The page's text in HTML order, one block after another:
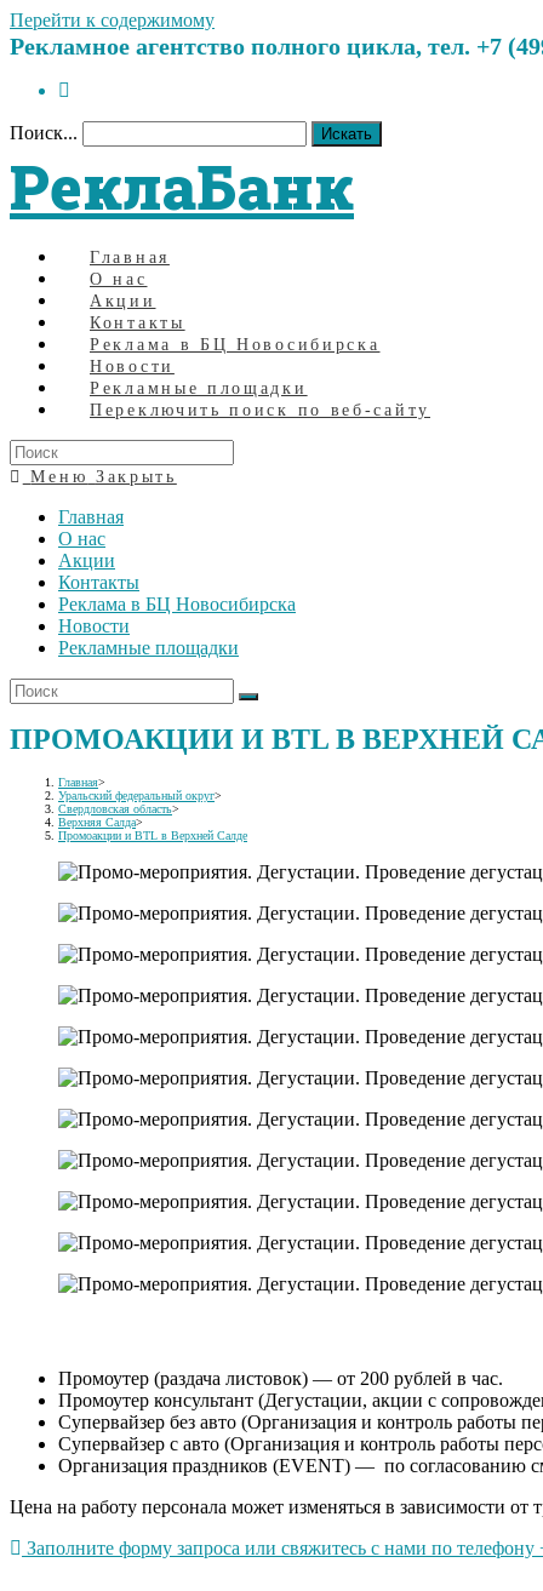
Перейти к содержимому
Рекламное агентство полного цикла, тел. +7
Поиск... Искать
РеклаБанк
Главная
О нас
Акции
Контакты
Реклама в БЦ Новосибирска
Новости
Рекламные площадки
Переключить поиск по веб-сайту
Меню Закрыть
Главная
О нас
Акции
Контакты
Реклама в БЦ Новосибирска
Новости
Рекламные площадки
ПРОМОАКЦИИ И BTL В ВЕРХНЕЙ
Главная>
Уральский федеральный округ>
Свердловская область>
Верхняя Салда>
Промоакции и BTL в Верхней Салде
Промоутер (раздача листовок) — от 200 рублей в час.
Промоутер консультант (Дегустации, акции с
Супервайзер без авто (Организация и контроль работы
Супервайзер с авто (Организация и контроль работы
Организация праздников (EVENT) — по согласованию
Цена на работу персонала может изменяться в зависимости
Заполните форму запроса или свяжитесь с нами по